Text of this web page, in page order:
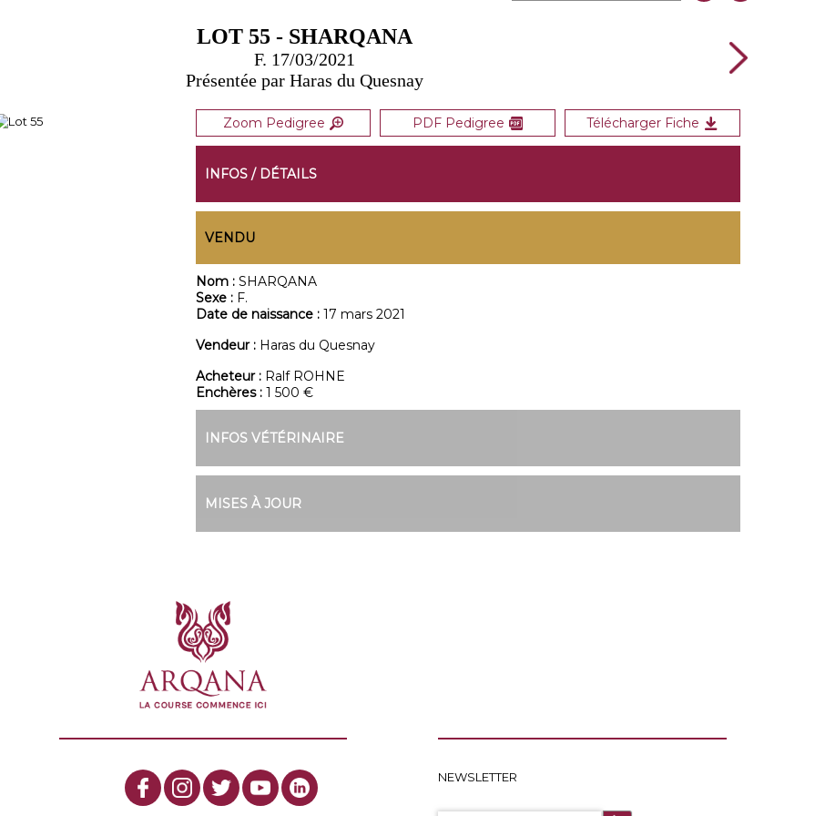
LOT 55 - SHARQANA
F. 17/03/2021
Présentée par Haras du Quesnay
Zoom Pedigree PDF Pedigree Télécharger Fiche
INFOS / DÉTAILS
VENDU
Nom : SHARQANA
Sexe : F.
Date de naissance : 17 mars 2021
Vendeur : Haras du Quesnay
Acheteur : Ralf ROHNE
Enchères : 1 500 €
INFOS VÉTÉRINAIRE
MISES À JOUR
NEWSLETTER